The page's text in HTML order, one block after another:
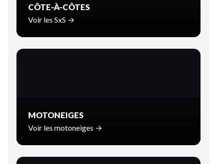
CÔTE-À-CÔTES
Voir les SxS →
MOTONEIGES
Voir les motoneiges →